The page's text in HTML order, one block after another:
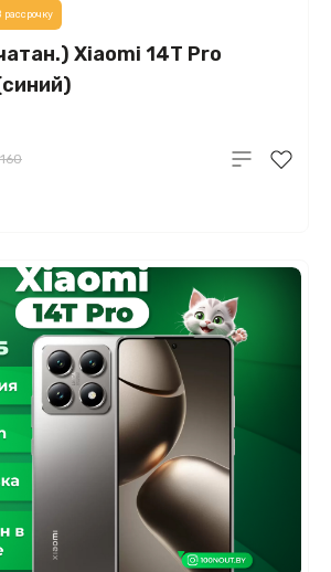
Xiaomi 14T Pro
рассрочку